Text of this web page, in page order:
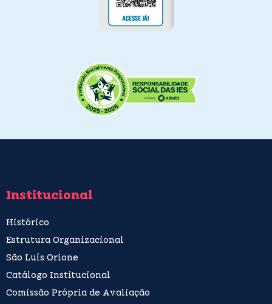
Institucional
Histórico
Estrutura Organizacional
São Luís Orione
Catálogo Institucional
Comissão Própria de Avaliação